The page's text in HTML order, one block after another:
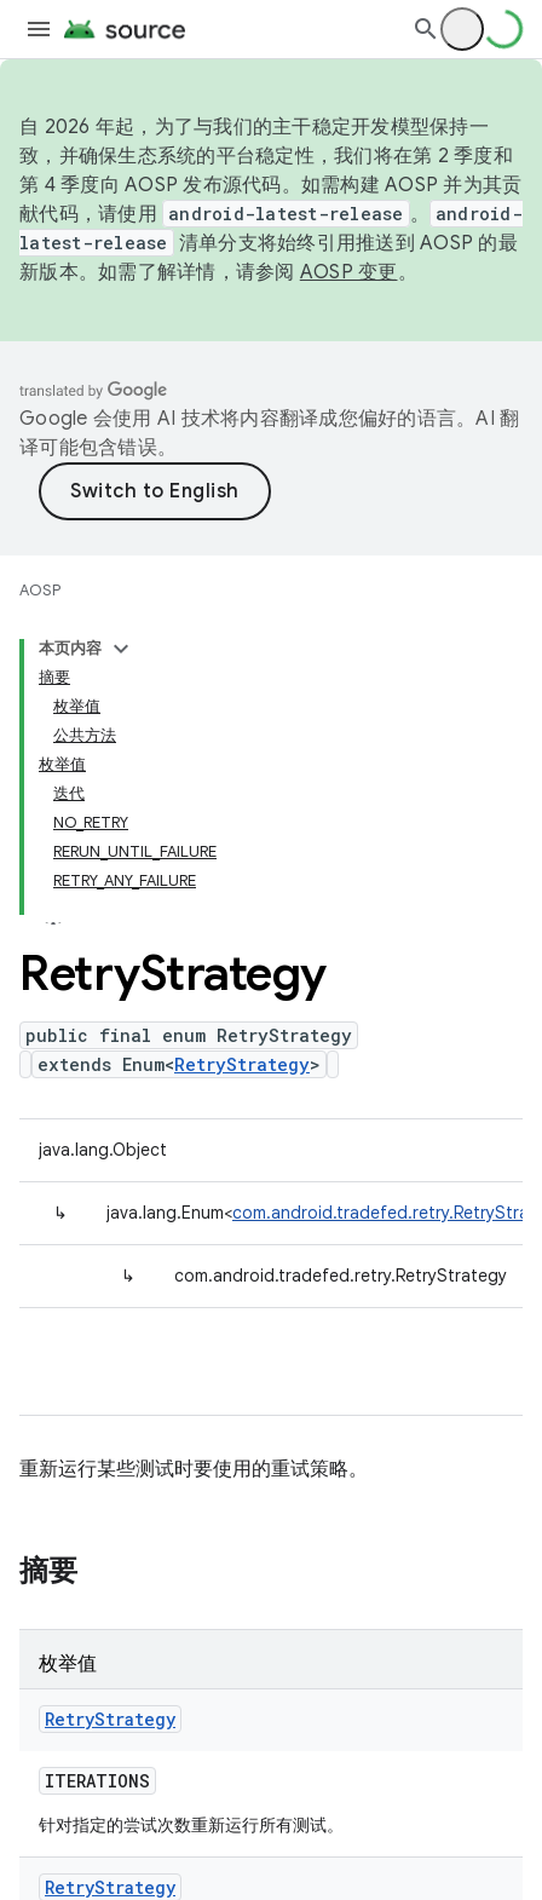
自 2026 年起，为了与我们的主干稳定开发模型保持一
致，并确保生态系统的平台稳定性，我们将在第 2 季度和
第 4 季度向 AOSP 发布源代码。如需构建 AOSP 并为其贡
献代码，请使用 android-latest-release 。
android-
latest-release 清单分支将始终引用推送到 AOSP 的最
新版本。如需了解详情，请参阅 AOSP 变更。
Google 会使用 AI 技术将内容翻译成您偏好的语言。AI 翻
译可能包含错误。
AOSP
本页内容
摘要
枚举值
公共方法
枚举值
迭代
NO_RETRY
RERUN_UNTIL_FAILURE
RETRY_ANY_FAILURE
RetryStrategy
public final enum RetryStrategy
extends Enum<RetryStrategy>
java.lang.Object
↳ java.lang.Enum<
↳ com.android.tradefed.retry.RetryStrategy
重新运行某些测试时要使用的重试策略。
摘要
枚举值
RetryStrategy
ITERATIONS
针对指定的尝试次数重新运行所有测试。
RetryStrategy